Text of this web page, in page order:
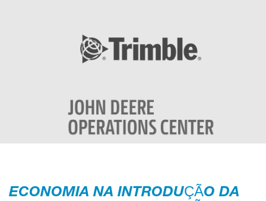
ECONOMIA NA INTRODUÇÃO DA